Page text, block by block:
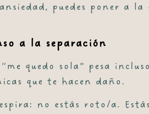
puedes poner a
a la separación
quedo sola” pesa
que te hacen daño.
no estás roto/a.